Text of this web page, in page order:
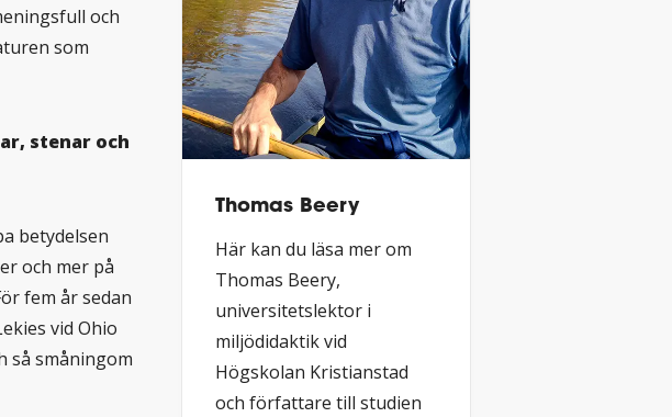
och
som
stenar och
betydelsen
och mer på
fem år sedan
vid Ohio
så småningom
Thomas Beery
Här kan du läsa mer om
Thomas Beery,
universitetslektor i
miljödidaktik vid
Högskolan Kristianstad
och författare till studien